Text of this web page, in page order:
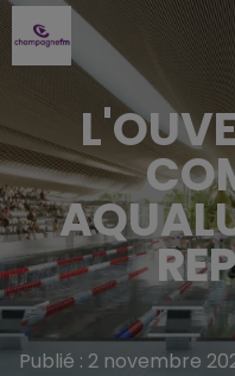
Publié : 2 novembre